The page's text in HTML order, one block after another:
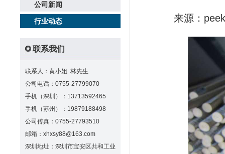
公司新闻
行业动态
联系我们
联系人：黄小姐 林先生
公司电话：0755-27799070
手机（深圳）：13713592465
手机（苏州）：19879188498
公司传真：0755-27793510
邮箱：xhxsy88@163.com
深圳地址：深圳市宝安区共和工业
来源：